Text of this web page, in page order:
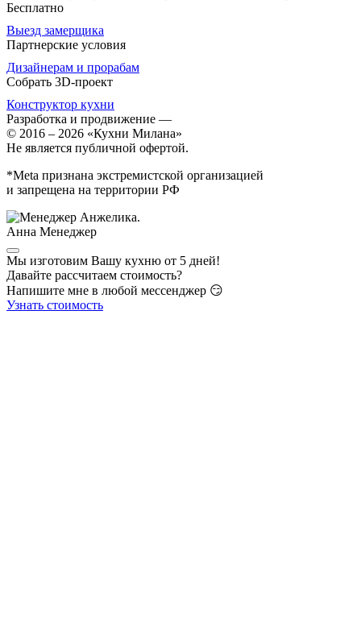
Бесплатно
Выезд замерщика
Партнерские условия
Дизайнерам и прорабам
Собрать 3D-проект
Конструктор кухни
Разработка и продвижение —
© 2016 – 2026 «Кухни Милана»
Не является публичной офертой.
*Meta признана экстремистской организацией
и запрещена на территории РФ
Анна Менеджер
Мы изготовим Вашу кухню от 5 дней!
Давайте рассчитаем стоимость?
Напишите мне в любой мессенджер 😏
Узнать стоимость